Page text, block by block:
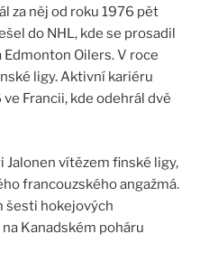
za něj od roku 1976 pět
do NHL, kde se prosadil
Oilers. V roce
ligy. Aktivní kariéru
Francii, kde odehrál dvě
vítězem finské ligy,
francouzského angažmá.
šesti hokejových
Kanadském poháru